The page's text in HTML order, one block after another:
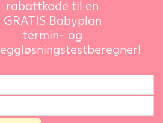
rabattkode til en
GRATIS Babyplan
termin- og
eggløsningstestberegner!